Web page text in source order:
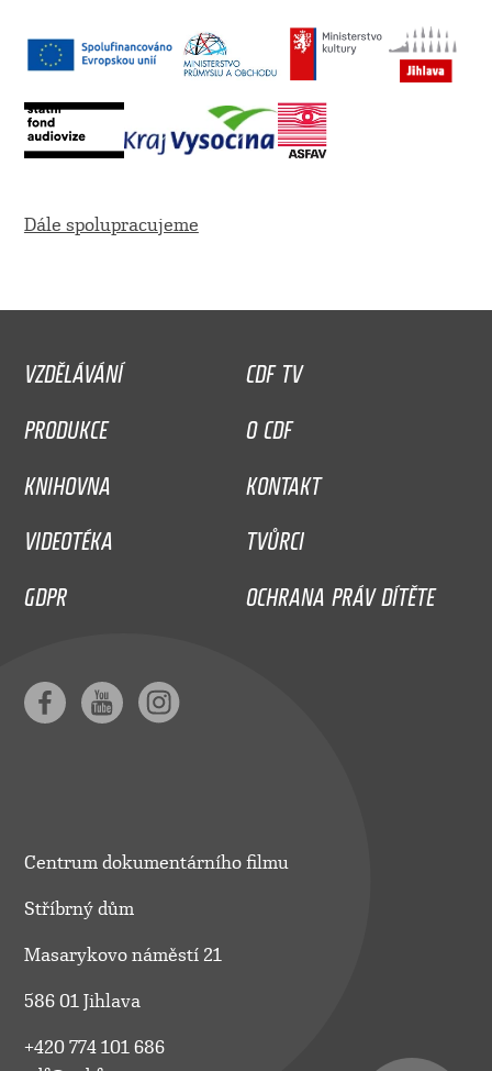
Dále spolupracujeme
VZDĚLÁVÁNÍ
CDF TV
PRODUKCE
O CDF
KNIHOVNA
KONTAKT
VIDEOTÉKA
TVŮRCI
GDPR
OCHRANA PRÁV DÍTĚTE
Centrum dokumentárního filmu
Stříbrný dům
Masarykovo náměstí 21
586 01 Jihlava
+420 774 101 686